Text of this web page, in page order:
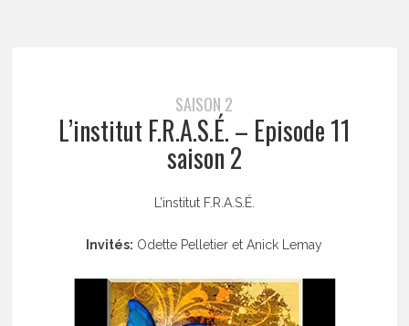
SAISON 2
L’institut F.R.A.S.É. – Episode 11
saison 2
L’institut F.R.A.S.É.
Invités: Odette Pelletier et Anick Lemay